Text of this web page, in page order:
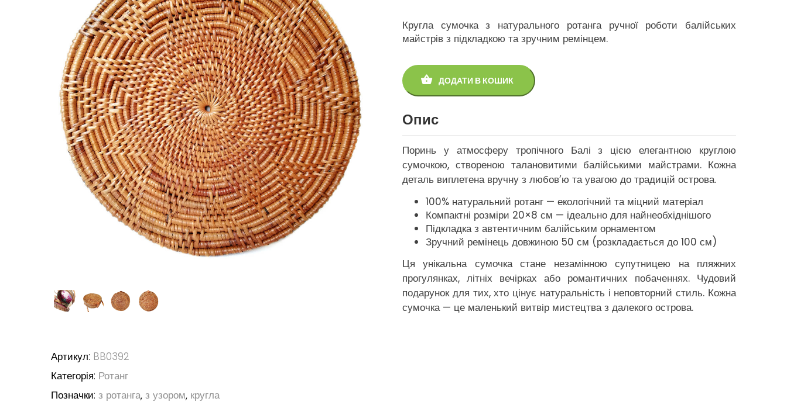
Артикул: BB0392
Категорія: Ротанг
Позначки: з ротанга, з узором, кругла
Кругла сумочка з натурального ротанга ручної роботи балійських
майстрів з підкладкою та зручним ремінцем.
ДОДАТИ В КОШИК
Опис
Поринь у атмосферу тропічного Балі з цією елегантною круглою
сумочкою, створеною талановитими балійськими майстрами. Кожна
деталь виплетена вручну з любов’ю та увагою до традицій острова.
100% натуральний ротанг — екологічний та міцний матеріал
Компактні розміри 20×8 см — ідеально для найнеобхіднішого
Підкладка з автентичним балійським орнаментом
Зручний ремінець довжиною 50 см (розкладається до 100 см)
Ця унікальна сумочка стане незамінною супутницею на пляжних
прогулянках, літніх вечірках або романтичних побаченнях. Чудовий
подарунок для тих, хто цінує натуральність і неповторний стиль. Кожна
сумочка — це маленький витвір мистецтва з далекого острова.